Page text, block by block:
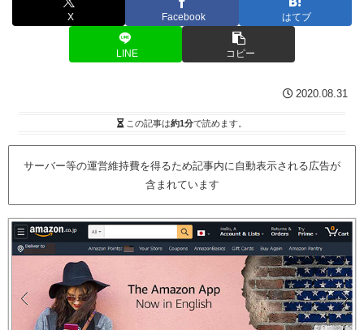
X Facebook はてブ
LINE コピー
2020.08.31
この記事は約1分で読めます。
サーバー等の運営維持費を得るため記事内に自動表示される広告が
含まれています